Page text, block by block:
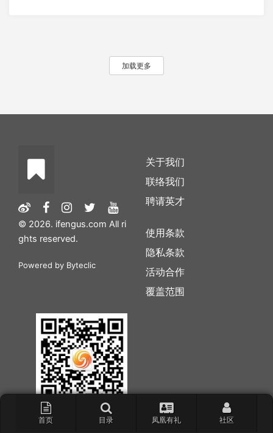
加载更多
首页 目录 凤凰有礼 社区
© 2026. ifengus.com All ri
ghts reserved.
Powered by Byteclic
关于我们
联络我们
聘请英才
使用条款
隐私条款
活动合作
覆盖范围